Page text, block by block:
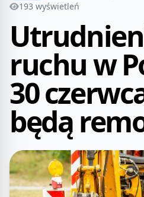
193 wyświetleń
ruchu w
30
będą